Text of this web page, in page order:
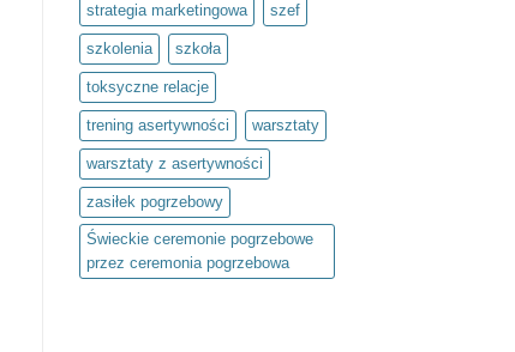
strategia marketingowa szef
szkolenia szkoła
toksyczne relacje
trening asertywności warsztaty
warsztaty z asertywności
zasiłek pogrzebowy
Świeckie ceremonie pogrzebowe
przez ceremonia pogrzebowa